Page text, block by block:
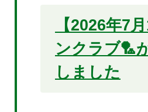
【2026年7
ンクラブ🏸
しました